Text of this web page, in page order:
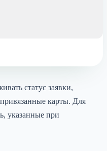
статус заявки,
карты. Для
указанные при